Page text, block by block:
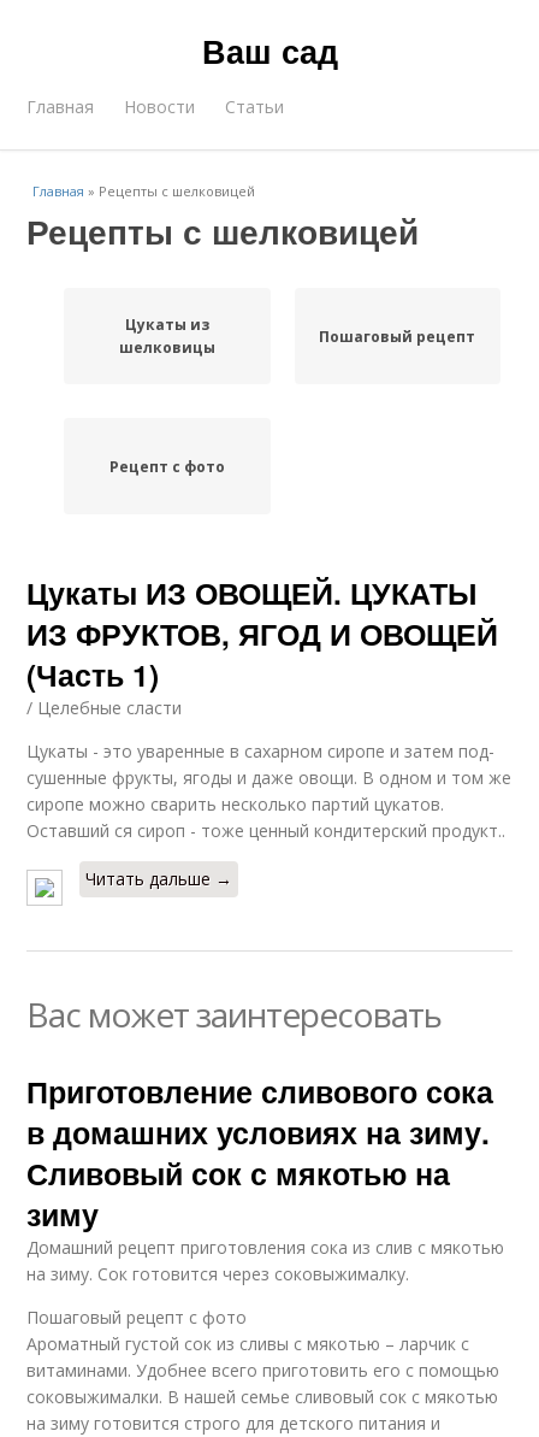
Ваш сад
Главная Новости Статьи
Главная » Рецепты с шелковицей
Рецепты с шелковицей
Цукаты из
шелковицы
Пошаговый рецепт
Рецепт с фото
Цукаты ИЗ ОВОЩЕЙ. ЦУКАТЫ
ИЗ ФРУКТОВ, ЯГОД И ОВОЩЕЙ
(Часть 1)
/ Целебные сласти
Цукаты - это уваренные в сахарном сиропе и затем под­
сушенные фрукты, ягоды и даже овощи. В одном и том же
сиропе можно сварить несколько партий цукатов.
Оставший­ ся сироп - тоже ценный кондитерский продукт..
Читать дальше →
Вас может заинтересовать
Приготовление сливового сока
в домашних условиях на зиму.
Сливовый сок с мякотью на
зиму
Домашний рецепт приготовления сока из слив с мякотью
на зиму. Сок готовится через соковыжималку.
Пошаговый рецепт с фото
Ароматный густой сок из сливы с мякотью – ларчик с
витаминами. Удобнее всего приготовить его с помощью
соковыжималки. В нашей семье сливовый сок с мякотью
на зиму готовится строго для детского питания и